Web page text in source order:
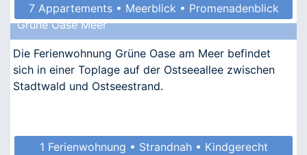
7 Appartements • Meerblick • Promenadenblick
• Kindgerecht • Allergikergeeignet
Grüne Oase Meer
Die Ferienwohnung Grüne Oase am Meer befindet
sich in einer Toplage auf der Ostseeallee zwischen
Stadtwald und Ostseestrand.
1 Ferienwohnung • Strandnah • Kindgerecht